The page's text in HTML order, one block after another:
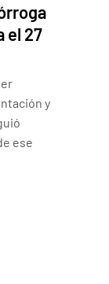
el 27
y
ese